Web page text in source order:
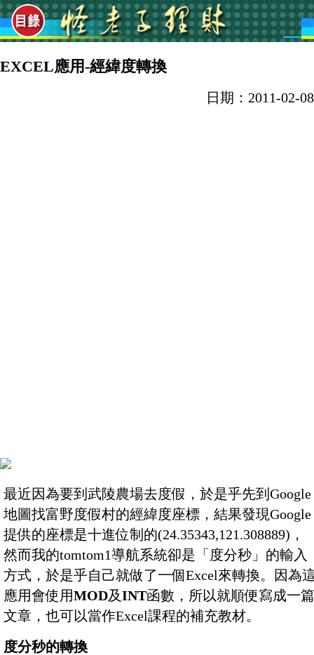
EXCEL應用-經緯度轉換
日期：2011-02-08
最近因為要到武陵農場去度假，於是乎先到Google
地圖找富野度假村的經緯度座標，結果發現Google
提供的座標是十進位制的(24.35343,121.308889)，
然而我的tomtom1導航系統卻是「度分秒」的輸入
方式，於是乎自己就做了一個Excel來轉換。因為
應用會使用MOD及INT函數，所以就順便寫成一篇
文章，也可以當作Excel課程的補充教材。
度分秒的轉換